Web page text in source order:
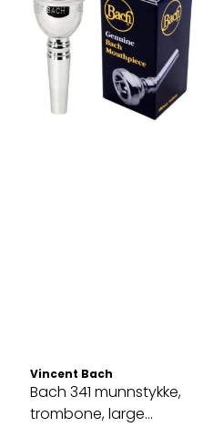
Vincent Bach
Bach 341 munnstykke,
trombone, large